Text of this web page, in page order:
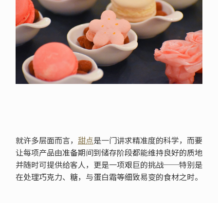
就许多层面而言， 甜点是一门讲求精准度的科学，而要
让每项产品由准备期间到储存阶段都能维持良好的质地
并随时可提供给客人，更是一项艰巨的挑战──特别是
在处理巧克力、糖，与蛋白霜等细致易变的食材之时。